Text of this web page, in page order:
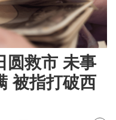
圆救市 未事
被指打破西